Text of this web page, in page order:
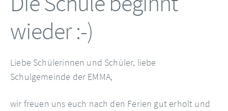
wieder :-)
Liebe Schülerinnen und Schüler, liebe
Schulgemeinde der EMMA,
wir freuen uns euch nach den Ferien gut erholt und